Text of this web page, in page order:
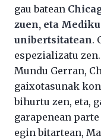
gau batean
zuen, eta
unibertsitatean.
espezializatu
Mundu Gerran,
gaixotasunak
bihurtu zen, eta,
garapenean
egin bitartean,